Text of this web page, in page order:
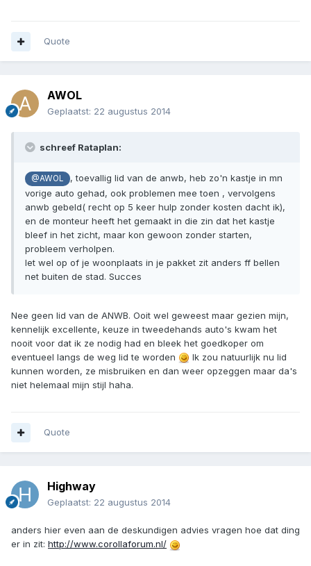
Quote
AWOL
Geplaatst: 22 augustus 2014
schreef Rataplan:
@AWOL
, toevallig lid van de anwb, heb zo'n kastje in mn
vorige auto gehad, ook problemen mee toen , vervolgens
anwb gebeld( recht op 5 keer hulp zonder kosten dacht ik),
en de monteur heeft het gemaakt in die zin dat het kastje
bleef in het zicht, maar kon gewoon zonder starten,
probleem verholpen.
let wel op of je woonplaats in je pakket zit anders ff bellen
net buiten de stad. Succes
Nee geen lid van de ANWB. Ooit wel geweest maar gezien mijn,
kennelijk excellente, keuze in tweedehands auto's kwam het
nooit voor dat ik ze nodig had en bleek het goedkoper om
eventueel langs de weg lid te worden
Ik zou natuurlijk nu lid
kunnen worden, ze misbruiken en dan weer opzeggen maar da's
niet helemaal mijn stijl haha.
Quote
Highway
Geplaatst: 22 augustus 2014
anders hier even aan de deskundigen advies vragen hoe dat ding
er in zit: http://www.corollaforum.nl/